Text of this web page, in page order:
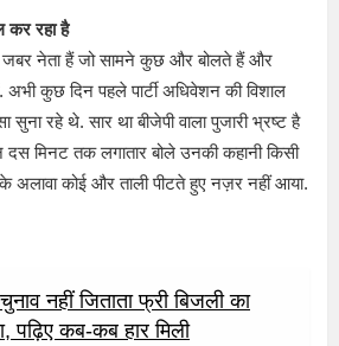
कर रहा है
जबर नेता हैं जो सामने कुछ और बोलते हैं और
कुछ दिन पहले पार्टी अधिवेशन की विशाल
रहे थे. सार था बीजेपी वाला पुजारी भ्रष्ट है
दस मिनट तक लगातार बोले उनकी कहानी किसी
अलावा कोई और ताली पीटते हुए नज़र नहीं आया.
नहीं जिताता फ्री बिजली का
पढ़िए कब-कब हार मिली